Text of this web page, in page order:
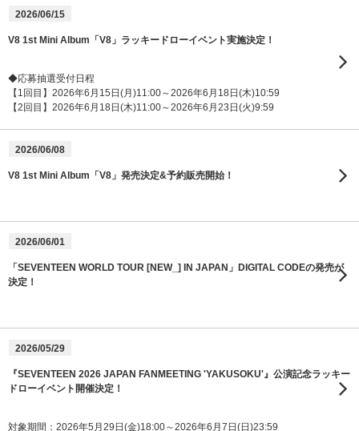
2026/06/15
V8 1st Mini Album「V8」ラッキードローイベント実施決定！
◆応募抽選受付日程
【1回目】2026年6月15日(月)11:00～2026年6月18日(木)10:59
【2回目】2026年6月18日(木)11:00～2026年6月23日(火)9:59
2026/06/08
V8 1st Mini Album「V8」発売決定&予約販売開始！
2026/06/01
「SEVENTEEN WORLD TOUR [NEW_] IN JAPAN」DIGITAL CODEの発売が
決定！
2026/05/29
『SEVENTEEN 2026 JAPAN FANMEETING 'YAKUSOKU'』公演記念ラッキー
ドローイベント開催決定！
対象期間：2026年5月29日(金)18:00～2026年6月7日(日)23:59